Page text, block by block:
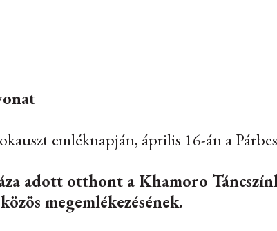
emléknapján, április 16-án a
adott otthont a Khamoro
megemlékezésének.